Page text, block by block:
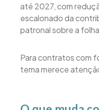
até 2027, com
escalonado da
patronal sobre a
Para contratos com
tema merece